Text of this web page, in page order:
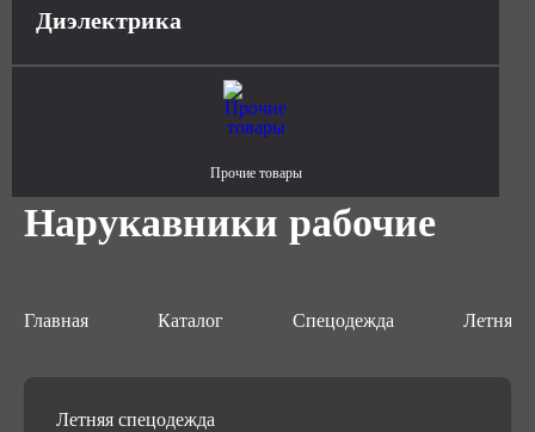
Диэлектрика
Прочие товары
Нарукавники рабочие
Главная Каталог Спецодежда Летняя
Летняя спецодежда